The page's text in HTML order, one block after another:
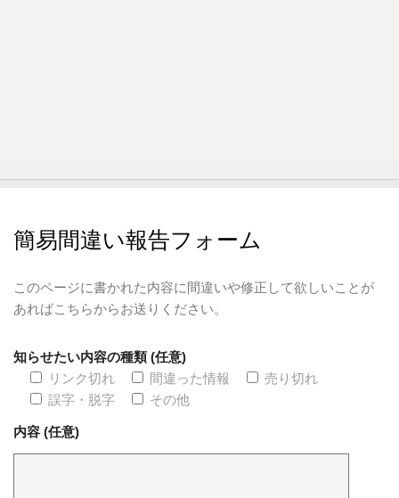
簡易間違い報告フォーム
このページに書かれた内容に間違いや修正して欲しいことが
あればこちらからお送りください。
知らせたい内容の種類 (任意)
リンク切れ
間違った情報
売り切れ
誤字・脱字
その他
内容 (任意)